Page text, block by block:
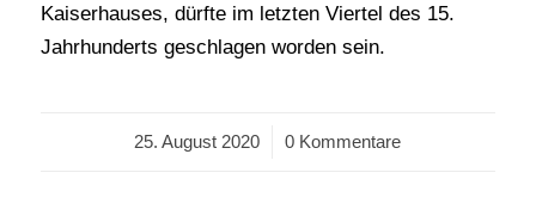
Kaiserhauses, dürfte im letzten Viertel des 15.
Jahrhunderts geschlagen worden sein.
25. August 2020
/ 0 Kommentare